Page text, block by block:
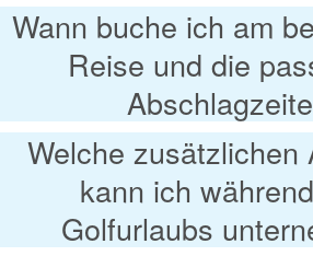
Wann buche ich am
Reise und die
Welche zusätzlichen
kann ich
Golfurlaubs